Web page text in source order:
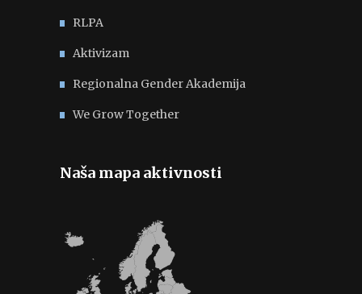
RLPA
Aktivizam
Regionalna Gender Akademija
We Grow Together
Naša mapa aktivnosti